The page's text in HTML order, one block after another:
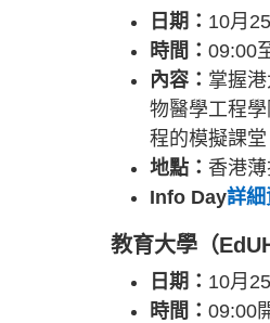
日期： 10月
時間： 09:00
內容： 掌握
物醫學工程
程的模擬課
地點： 香港
Info Day詳細
教育大學（
日期： 10月
時間： 09:00